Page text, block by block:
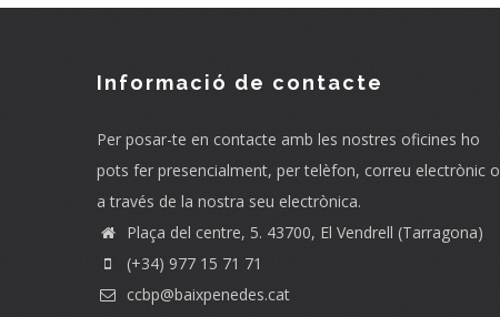
Informació de contacte
Per posar-te en contacte amb les nostres oficines ho
pots fer presencialment, per telèfon, correu electrònic o
a través de la nostra seu electrònica.
Plaça del centre, 5. 43700, El Vendrell (Tarragona)
(+34) 977 15 71 71
ccbp@baixpenedes.cat